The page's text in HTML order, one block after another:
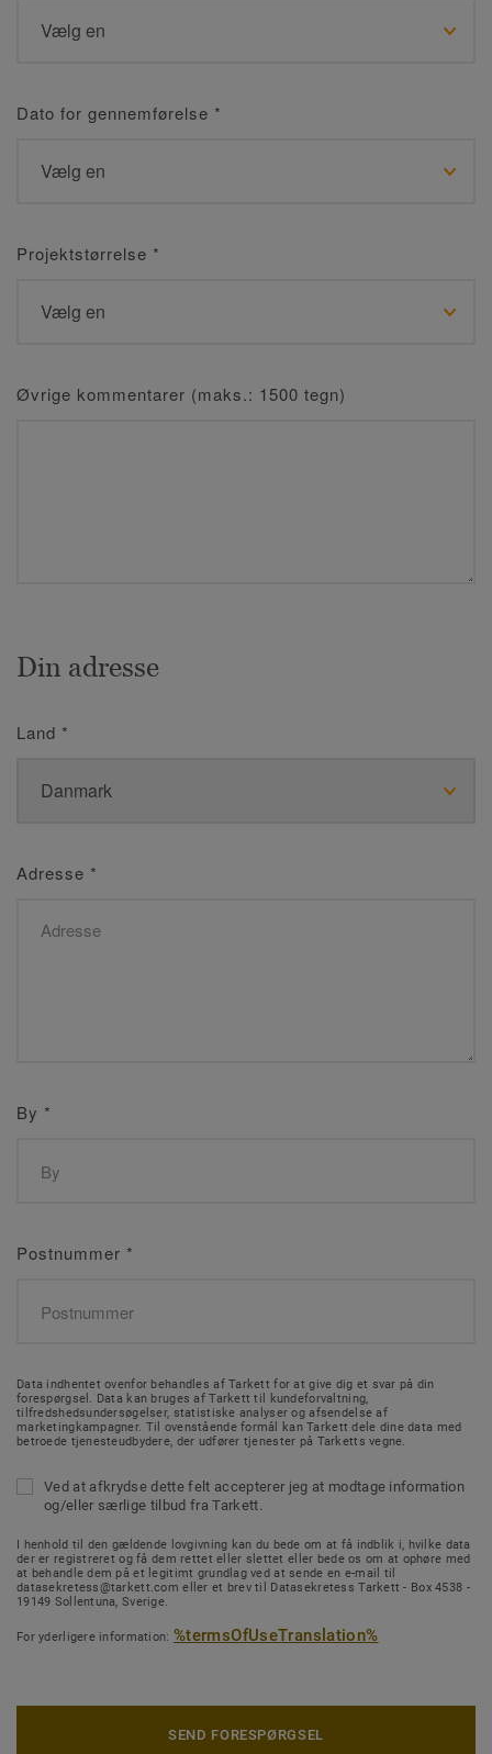
Dato for gennemførelse *
Projektstørrelse *
Øvrige kommentarer (maks.: 1500 tegn)
Din adresse
Land *
Adresse *
By *
Postnummer *
Data indhentet ovenfor behandles af Tarkett for at give dig et svar på din
forespørgsel. Data kan bruges af Tarkett til kundeforvaltning,
tilfredshedsundersøgelser, statistiske analyser og afsendelse af
marketingkampagner. Til ovenstående formål kan Tarkett dele dine data med
betroede tjenesteudbydere, der udfører tjenester på Tarketts vegne.
Ved at afkrydse dette felt accepterer jeg at modtage information
og/eller særlige tilbud fra Tarkett.
I henhold til den gældende lovgivning kan du bede om at få indblik i, hvilke data
der er registreret og få dem rettet eller slettet eller bede os om at ophøre med
at behandle dem på et legitimt grundlag ved at sende en e-mail til
datasekretess@tarkett.com eller et brev til Datasekretess Tarkett - Box 4538 -
19149 Sollentuna, Sverige.
For yderligere information: %termsOfUseTranslation%
SEND FORESPØRGSEL